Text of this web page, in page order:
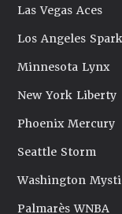
Las Vegas Aces
Los Angeles
Minnesota Lynx
New York Liberty
Phoenix Mercury
Seattle Storm
Washington
Palmarès WNBA